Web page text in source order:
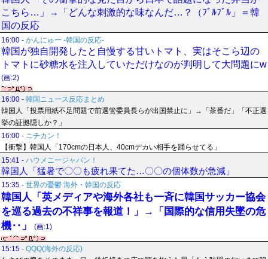
こちら…」→「どんな刺激的な味なんだ…？（ﾌﾞﾙﾌﾞﾙ」＝韓
国の反応
16:00 - かんにゅー -韓国の反応-
韓国が独自開発したと自慢する甘いトマト、実はそこら辺の
トマトに砂糖水を注入していただけなのが判明して大問題にw
(画:2)
16:00 - 韓国ニュース反応まとめ
韓国人「投票用紙不足問題で前選管委員長らが出国禁止に」→「茶番だ」「不正選
挙の証拠隠しか？」
16:00 - ニチカン！
【衝撃】韓国人「170cmの日本人、40cmデカい相手を踊らせてる」
15:41 - ハウメニージャパン！
韓国人「猛暑で〇〇も疲れ果てた…〇〇の個体数が急減」
15:35 - 世界の憂鬱 海外・韓国の反応
韓国人「英メディアや海外各社も一斉に韓国サッカー協会
を巡る過去の不祥事を報道！」→「国際的な信用失墜の危
機‥」
(画:1)
15:15 - QQQ(海外の反応)